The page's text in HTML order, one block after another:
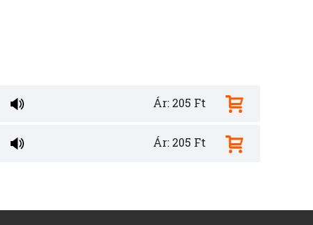
Ár: 205 Ft
Ár: 205 Ft